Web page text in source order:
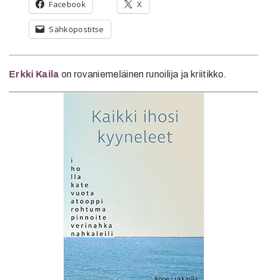
Facebook X
Sähköpostitse
Erkki Kaila on rovaniemeläinen runoilija ja kriitikko.